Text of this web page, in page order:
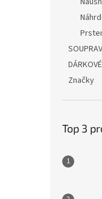
Značky
Top 3